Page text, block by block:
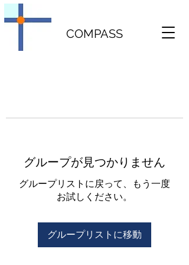
COMPASS
グループが見つかりません
グループリストに戻って、もう一度
お試しください。
グループリストに移動